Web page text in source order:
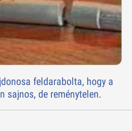
feldarabolta, hogy a
sajnos, de reménytelen.